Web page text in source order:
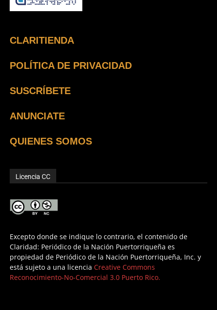
CLARITIENDA
POLÍTICA DE PRIVACIDAD
SUSCRÍBETE
ANUNCIATE
QUIENES SOMOS
Licencia CC
Excepto donde se indique lo contrario, el contenido de
Claridad: Periódico de la Nación Puertorriqueña es
propiedad de Periódico de la Nación Puertorriqueña, Inc. y
está sujeto a una licencia Creative Commons
Reconocimiento-No-Comercial 3.0 Puerto Rico.